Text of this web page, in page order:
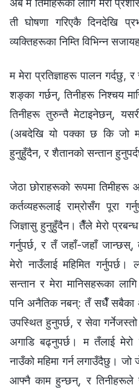
ती घोषणा गरिएकै दिनदेखि
व्यक्तिहरूका निम्ति विभिन्न
म मेरा प्रतिज्ञाहरू पालन
शङ्का गर्छन्, तिनीहरू निश्चय
तिनीहरू तुरुन्तै मेटाइनेछन्,
(अबदेखि यो पक्का छ कि जो
हुनुहुँदैन, र शैतानको सन्तान
जेठा छोराहरूको रूपमा तिमीहरू
कर्तव्यहरूलाई राम्रोसँग पूरा
जिज्ञासु हुनुहुँदैन। तैँले मेरो
गर्नुपर्छ, र तँ जहाँ-जहाँ
मेरो नाउँलाई महिमित
सन्तान र मेरा मानिसहरूका
पनि अनैतिक नबन्: तँ सधैँ सबैका
उपस्थित हुनुपर्छ, र सेवा
अगाडि बढ्नुपर्छ। म तँलाई मेरो
नाउँको महिमा गर्न लगाउँदैछु।
आफ्नै काम हुन्छन्, र तिनीहरूले